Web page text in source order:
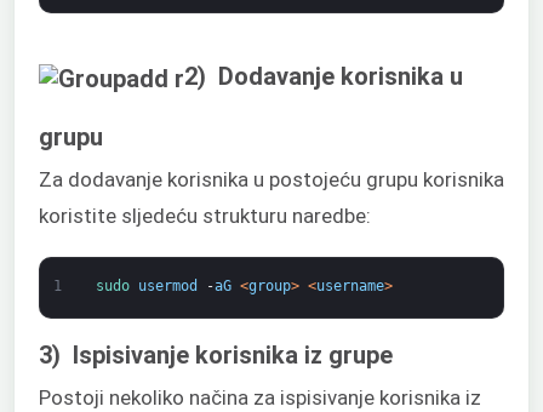
2) Dodavanje korisnika u
grupu
Za dodavanje korisnika u postojeću grupu korisnika
koristite sljedeću strukturu naredbe:
1 sudo usermod -aG <group> <username>
3) Ispisivanje korisnika iz grupe
Postoji nekoliko načina za ispisivanje korisnika iz